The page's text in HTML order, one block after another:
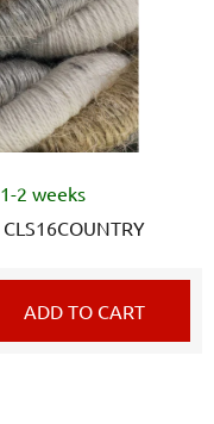
1-2 weeks
CLS16COUNTRY
ADD TO CART